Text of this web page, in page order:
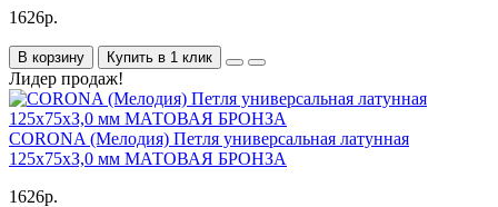
1626р.
В корзину Купить в 1 клик
Лидер продаж!
CORONA (Мелодия) Петля универсальная латунная
125х75хЗ,0 мм МАТОВАЯ БРОНЗА
1626р.